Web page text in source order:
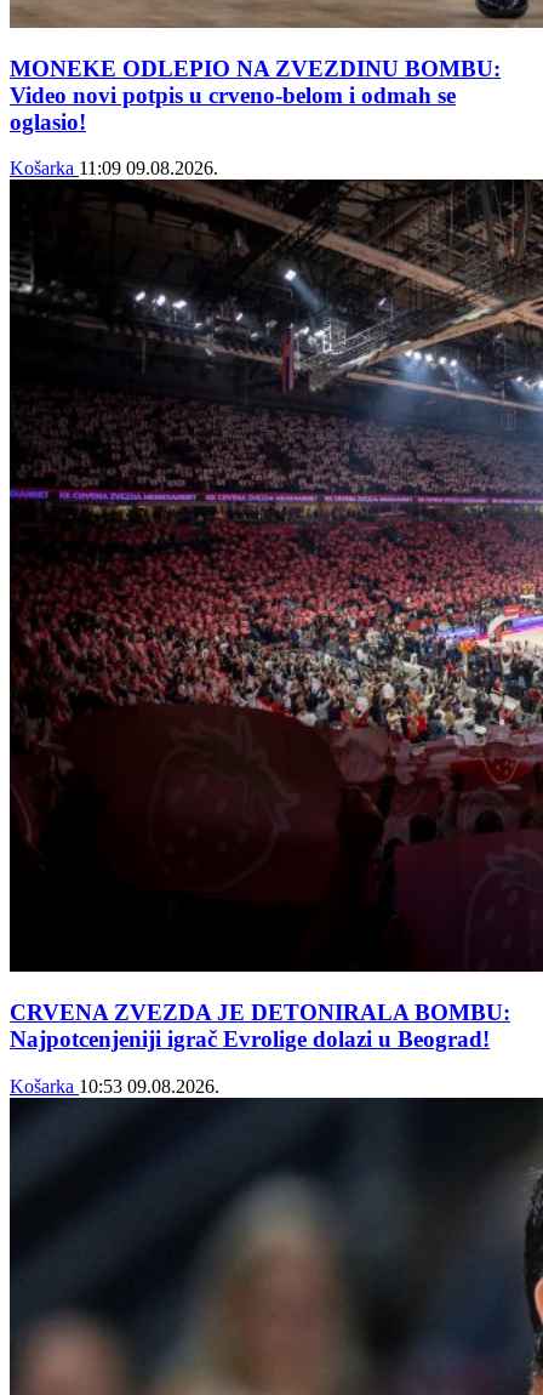
MONEKE ODLEPIO NA ZVEZDINU BOMBU:
Video novi potpis u crveno-belom i odmah se
oglasio!
Košarka 11:09 09.08.2026.
CRVENA ZVEZDA JE DETONIRALA BOMBU:
Najpotcenjeniji igrač Evrolige dolazi u Beograd!
Košarka 10:53 09.08.2026.